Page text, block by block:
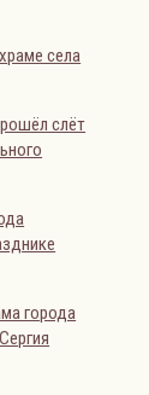
села
слёт
города